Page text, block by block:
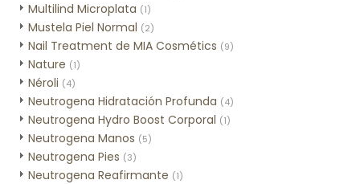
Multilind Microplata (1)
Mustela Piel Normal (2)
Nail Treatment de MIA Cosmétics (9)
Nature (1)
Néroli (4)
Neutrogena Hidratación Profunda (4)
Neutrogena Hydro Boost Corporal (1)
Neutrogena Manos (5)
Neutrogena Pies (3)
Neutrogena Reafirmante (1)